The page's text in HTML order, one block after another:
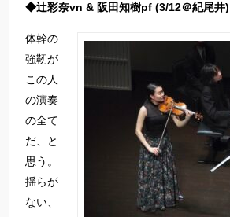
◆辻彩奈vn & 阪田知樹pf (3/12＠紀尾井)
体幹の
強靭が
この人
の演奏
の全て
だ、と
思う。
揺らが
ない、